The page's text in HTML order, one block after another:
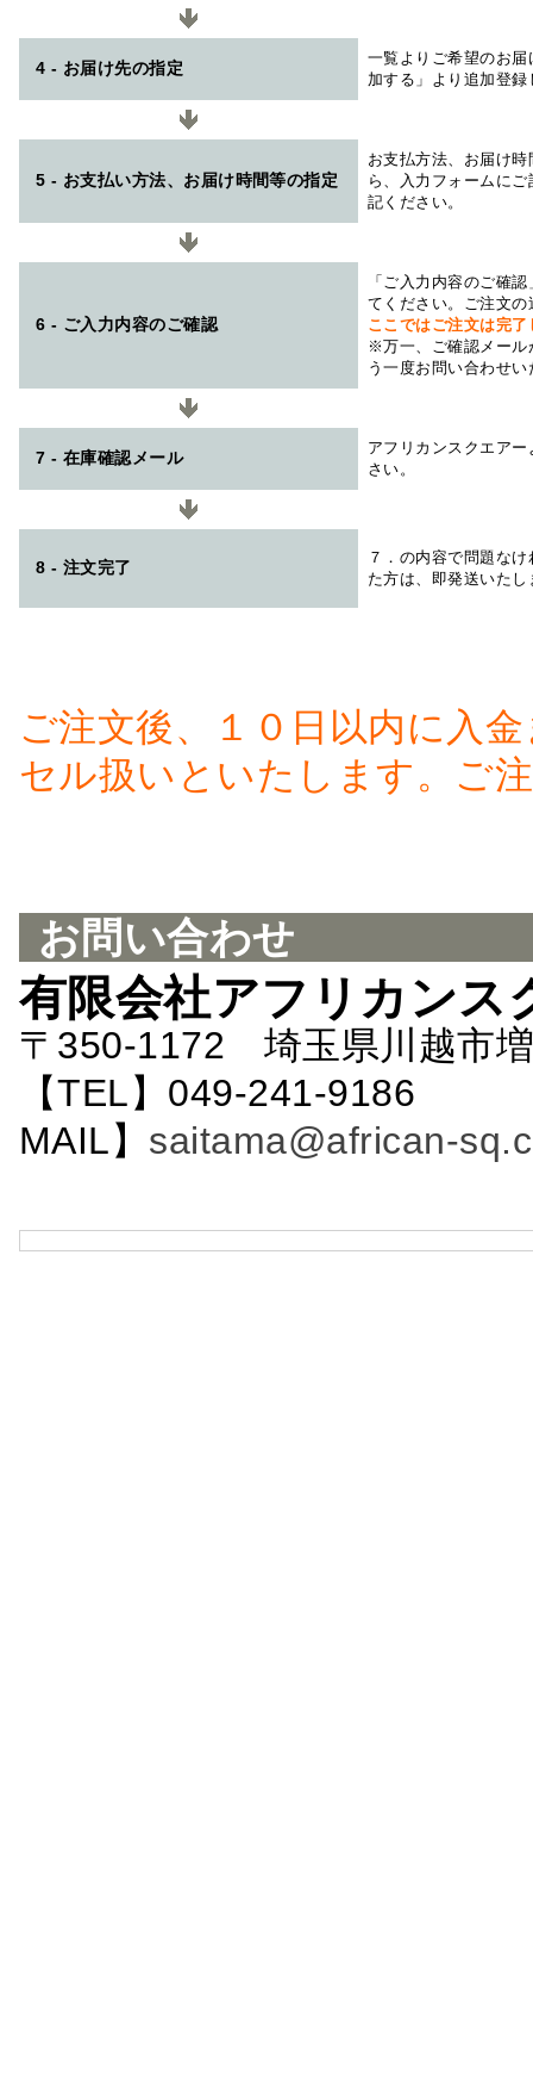
4 - お届け先の指定
一覧よりご希望のお
加する」より追加登
5 - お支払い方法、お届け時間等の指定
お支払方法、お届け
ら、入力フォームに
記ください。
6 - ご入力内容のご確認
「ご入力内容のご確
てください。ご注文
ここではご注文は完
※万一、ご確認メール
う一度お問い合わせ
7 - 在庫確認メール
アフリカンスクエアー
さい。
8 - 注文完了
７．の内容で問題な
た方は、即発送いたし
ご注文後、１０日以内に入
セル扱いといたします。ご
お問い合わせ
有限会社アフリカンス
〒350-1172 埼玉県川越市
【TEL】049-241-
MAIL】 saitama@african-